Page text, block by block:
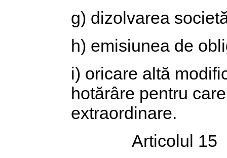
g) dizolvarea
h) emisiunea de
i) oricare altă
hotărâre pentru
extraordinare.
Articolul 15